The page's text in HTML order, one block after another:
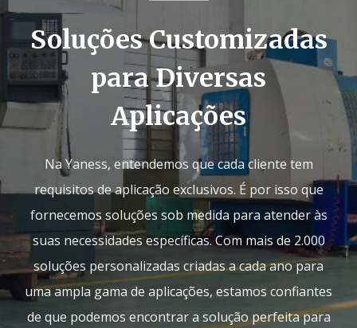
Soluções Customizadas
para Diversas
Aplicações
Na Yaness, entendemos que cada cliente tem
requisitos de aplicação exclusivos. É por isso que
fornecemos soluções sob medida para atender às
suas necessidades específicas. Com mais de 2.000
soluções personalizadas criadas a cada ano para
uma ampla gama de aplicações, estamos confiantes
de que podemos encontrar a solução perfeita para